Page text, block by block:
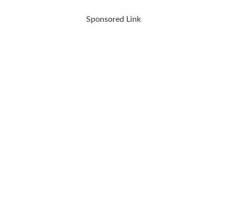
Sponsored Link